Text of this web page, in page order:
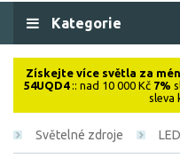
Kategorie
Získejte více světla za
54UQD4:: nad 10 000 Kč 7%
sleva
Světelné zdroje